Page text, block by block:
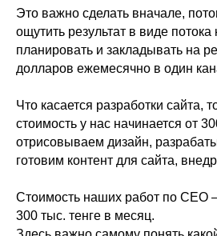
Это важно сделать вначале,
ощутить результат в виде
планировать и закладывать на
долларов ежемесячно в один
Что касается разработки сайта,
стоимость у нас начинается от
отрисовываем дизайн,
готовим контент для сайта,
Стоимость наших работ по СЕО
300 тыс. тенге в месяц.